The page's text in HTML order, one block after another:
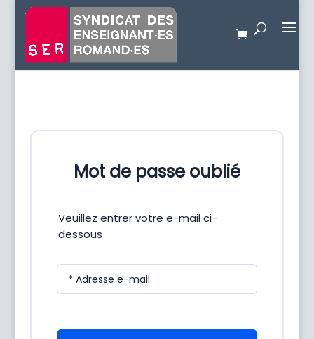
Mot de passe oublié
Veuillez entrer votre e-mail ci-
dessous
* Adresse e-mail